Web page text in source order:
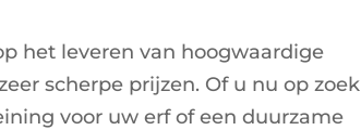
het leveren van hoogwaardige
scherpe prijzen. Of u nu op zoek
voor uw erf of een duurzame